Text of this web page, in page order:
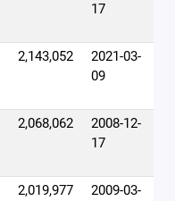
17
2,143,052
2021-03-
09
2,068,062
2008-12-
17
2,019,977
2009-03-